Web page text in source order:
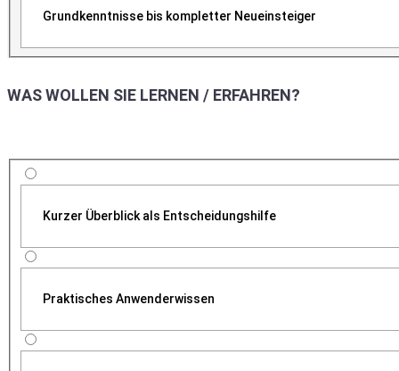
Grundkenntnisse bis kompletter Neueinsteiger
WAS WOLLEN SIE LERNEN / ERFAHREN?
Kurzer Überblick als Entscheidungshilfe
Praktisches Anwenderwissen